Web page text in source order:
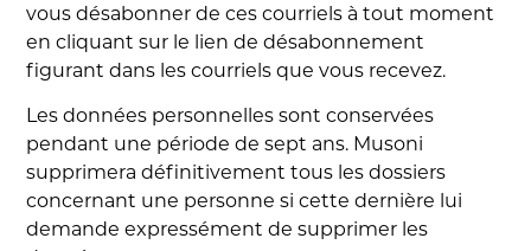
vous désabonner de ces courriels à tout moment
en cliquant sur le lien de désabonnement
figurant dans les courriels que vous recevez.
Les données personnelles sont conservées
pendant une période de sept ans. Musoni
supprimera définitivement tous les dossiers
concernant une personne si cette dernière lui
demande expressément de supprimer les